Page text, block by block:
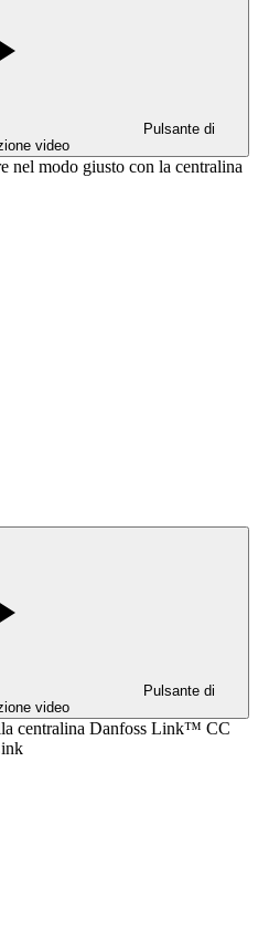
Pulsante di
video
modo giusto con la centralina
Pulsante di
video
centralina Danfoss Link™ CC